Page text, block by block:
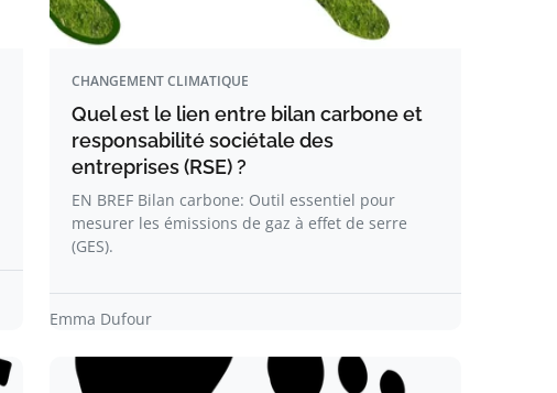
CHANGEMENT CLIMATIQUE
Quel est le lien entre bilan carbone et
responsabilité sociétale des
entreprises (RSE) ?
EN BREF Bilan carbone: Outil essentiel pour
mesurer les émissions de gaz à effet de serre
(GES).
Emma Dufour